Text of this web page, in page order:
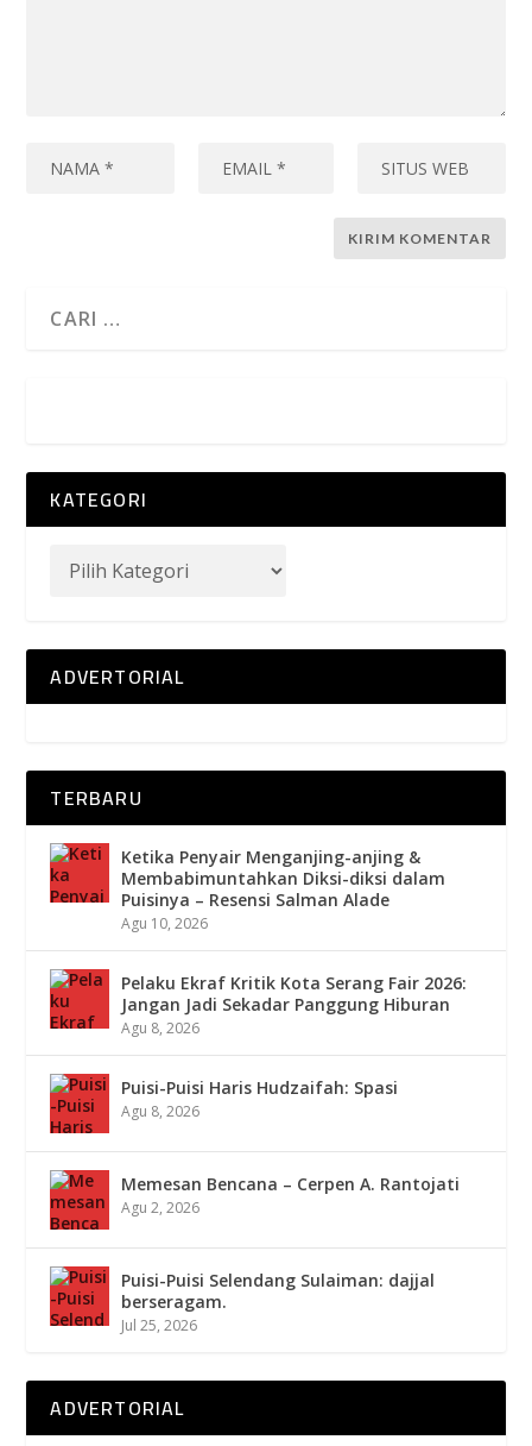
KATEGORI
ADVERTORIAL
TERBARU
Ketika Penyair Menganjing-anjing &
Membabimuntahkan Diksi-diksi dalam
Puisinya – Resensi Salman Alade
Agu 10, 2026
Pelaku Ekraf Kritik Kota Serang Fair 2026:
Jangan Jadi Sekadar Panggung Hiburan
Agu 8, 2026
Puisi-Puisi Haris Hudzaifah: Spasi
Agu 8, 2026
Memesan Bencana – Cerpen A. Rantojati
Agu 2, 2026
Puisi-Puisi Selendang Sulaiman: dajjal
berseragam.
Jul 25, 2026
ADVERTORIAL